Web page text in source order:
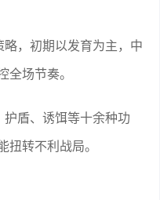
，初期以发育为主，中
场节奏。
盾、诱饵等十余种功
转不利战局。